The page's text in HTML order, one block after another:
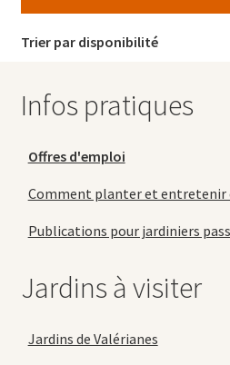
Trier par disponibilité
Infos pratiques
Offres d'emploi
Comment planter et entretenir
Publications pour jardiniers
Jardins à visiter
Jardins de Valérianes